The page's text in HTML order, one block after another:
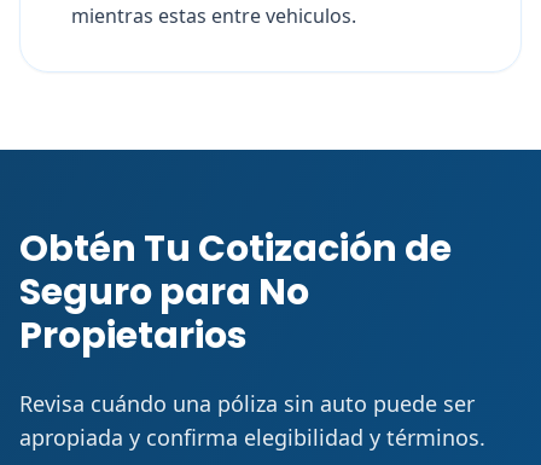
mientras estas entre vehiculos.
Obtén Tu Cotización de
Seguro para No
Propietarios
Revisa cuándo una póliza sin auto puede ser
apropiada y confirma elegibilidad y términos.